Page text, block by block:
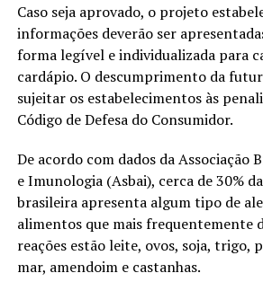
Caso seja aprovado, o projeto
informações deverão ser
forma legível e individualizada para
cardápio. O descumprimento da
sujeitar os estabelecimentos às
Código de Defesa do Consumidor.
De acordo com dados da Associação
e Imunologia (Asbai), cerca de 30%
brasileira apresenta algum tipo de
alimentos que mais frequentemente
reações estão leite, ovos, soja, trigo,
mar, amendoim e castanhas.